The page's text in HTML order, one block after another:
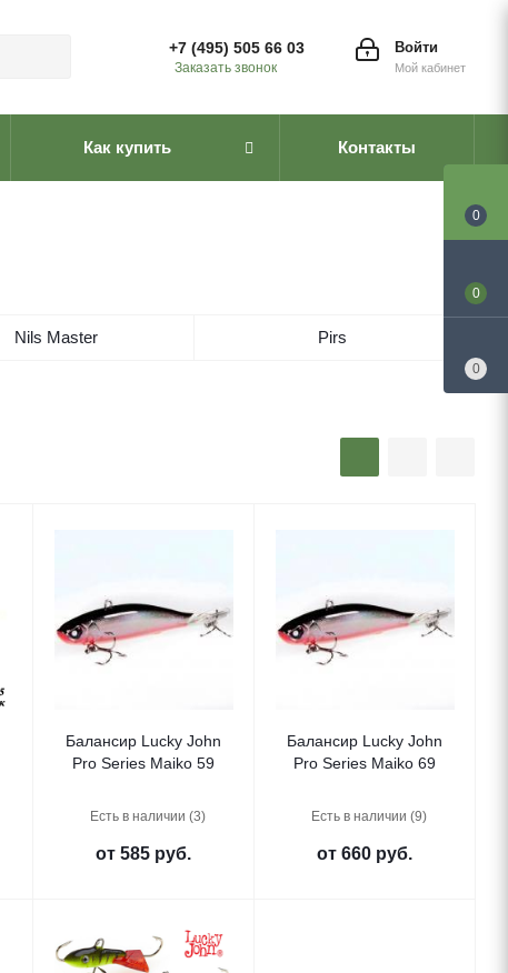
Войти
Мой кабинет
+7 (495) 505 66 03
Заказать звонок
Как купить Контакты
Nils Master Pirs
Балансир Lucky John
Pro Series Maiko 59
Есть в наличии (3)
от585 руб.
Балансир Lucky John
Pro Series Maiko 69
Есть в наличии (9)
от660 руб.
0
0
0